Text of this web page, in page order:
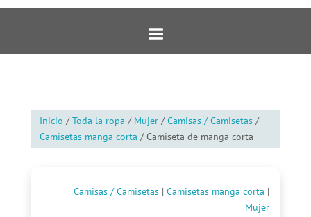
Inicio /Toda la ropa / Mujer/Camisas / Camisetas/
Camisetas manga corta / Camiseta de manga corta
Camisas / Camisetas |Camisetas manga corta |
Mujer